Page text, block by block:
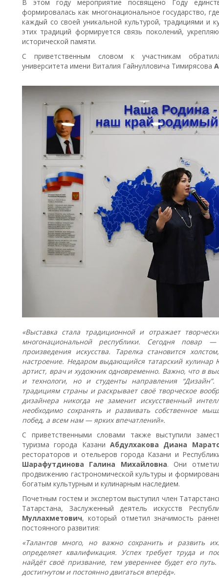
В этом году мероприятие посвящено Году
формировалась как многонациональное государство,
каждый со своей уникальной культурой, традициями и
этих традиций формируется связь поколений,
исторической памяти.
С приветственным словом к участникам
университета имени Виталия Гайнулловича Тимирясова
«Выставка стала традиционной и отражает
многонациональной республики. Сегодня повар
произведения искусства. Тарелка становится
настроение. Недаром выдающийся татарский кулинар
артист, врач и художник одновременно. Важно, что в
и технологи, но и студенты направления
традициям страны и раскрывает своё творческое
дизайнера никогда не заменит искусственный
необходимо сохранять и развивать собственное
побед, а всем нам — ярких впечатлений».
С приветственными словами также выступили
туризма города Казани Абдулхакова Диана
рестораторов и отельеров города Казани и
Шарафутдинова Галина Михайловна. Они
продвижению гастрономической культуры и
богатым культурным и кулинарным наследием.
Почетным гостем и экспертом выступил член
Татарстана, Заслуженный деятель искусств
Муллахметович, который отметил значимость
постоянного развития:
«Талантов много, но важно сохранить и развить
определяет квалификация. Успех требует труда и
найдёт своё призвание, тем увереннее будет его
достигнутом и постоянно двигаться вперёд».